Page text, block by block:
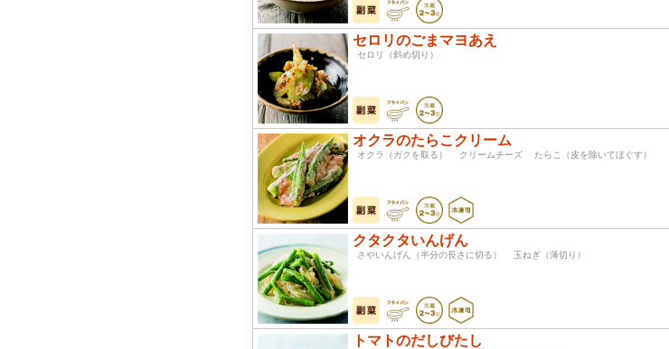
セロリのごまマヨあえ
セロリ（斜め切り）
オクラのたらこクリーム
オクラ（ガクを取る） クリームチーズ たらこ（皮を除いてほぐす）
クタクタいんげん
さやいんげん（半分の長さに切る） 玉ねぎ（薄切り）
トマトのだしびたし